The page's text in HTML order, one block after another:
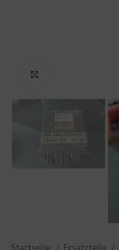
Startseite Ersatzteile